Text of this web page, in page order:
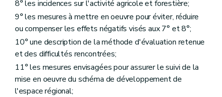
Art. 391 et 392
Chapitre XVII Du règlement général sur les bâtisses applicable aux zones protégées de certaines communes en matière d'urbanisme
Art. 393
Art. 394
Art. 395
Art. 396
Art. 398
Art. 399
Art. 400
8° les incidences sur l'activité agricole et forestière;
9° les mesures à mettre en oeuvre pour éviter, réduire
ou compenser les effets négatifs visés aux 7° et 8°;
10° une description de la méthode d'évaluation retenue
et des difficultés rencontrées;
11° les mesures envisagées pour assurer le suivi de la
mise en oeuvre du schéma de développement de
l'espace régional;